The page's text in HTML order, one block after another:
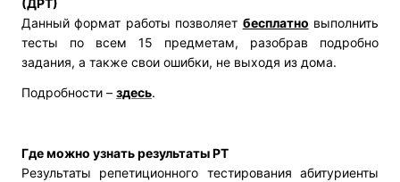
(ДРТ)
Данный формат работы позволяет бесплатно выполнить
тесты по всем 15 предметам, разобрав подробно
задания, а также свои ошибки, не выходя из дома.
Подробности – здесь.
Где можно узнать результаты РТ
Результаты репетиционного тестирования абитуриенты